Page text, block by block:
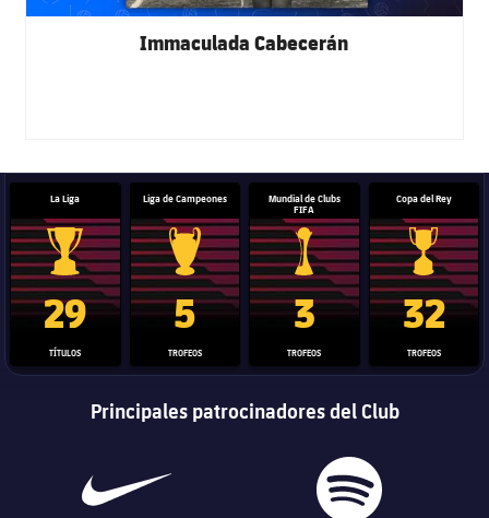
Immaculada Cabecerán
La Liga
Trofeo de La Liga
29
TÍTULOS
Liga de Campeones
Trofeo de la Liga de Campeones
5
TROFEOS
Mundial de Clubs
FIFA
Trofeo del Mundial de
3
TROFEOS
Copa del Rey
Copa del
32
TROFEOS
Principales patrocinadores del Club